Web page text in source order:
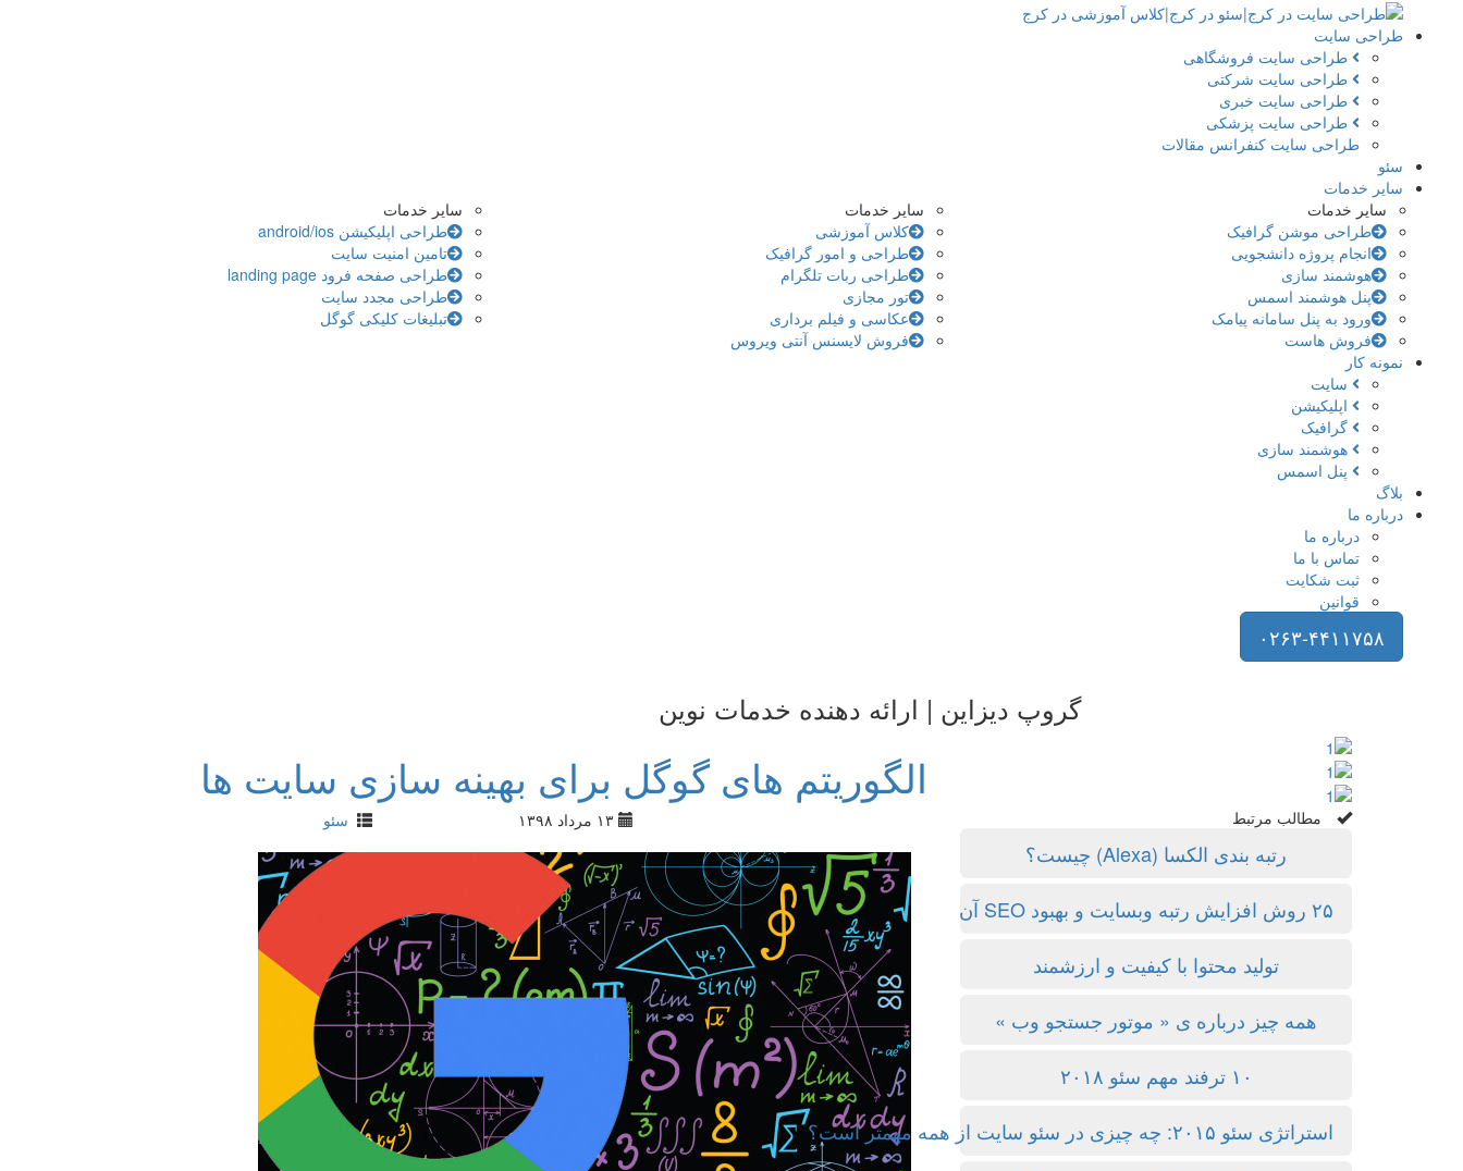
طراحی سایت
طراحی سایت فروشگاهی
طراحی سایت شرکتی
طراحی سایت خبری
طراحی سایت پزشکی
طراحی سایت کنفرانس مقالات
سئو
سایر خدمات
سایر خدمات
طراحی اپلیکیشن android/ios
تامین امنیت سایت
طراحی صفحه فرود landing page
طراحی مجدد سایت
تبلیغات کلیکی گوگل
سایر خدمات
کلاس آموزشی
طراحی و امور گرافیک
طراحی ربات تلگرام
تور مجازی
عکاسی و فیلم برداری
فروش لایسنس آنتی ویروس
سایر خدمات
طراحی موشن گرافیک
انجام پروژه دانشجویی
هوشمند سازی
پنل هوشمند اسمس
ورود به پنل سامانه پیامک
فروش هاست
نمونه کار
سایت
اپلیکیشن
گرافیک
هوشمند سازی
پنل اسمس
بلاگ
درباره ما
درباره ما
تماس با ما
ثبت شکایت
قوانین
۰۲۶۳-۴۴۱۱۷۵۸
گروپ دیزاین | ارائه دهنده خدمات نوین
الگوریتم های گوگل برای بهینه سازی سایت ها
سئو مطالب مرتبط
رتبه بندی الکسا (Alexa) چیست؟
۲۵ روش افزایش رتبه وبسایت و بهبود SEO آن
تولید محتوا با کیفیت و ارزشمند
همه چیز درباره ی « موتور جستجو وب »
۱۰ ترفند مهم سئو ۲۰۱۸
استراتژی سئو ۲۰۱۵: چه چیزی در سئو سایت از همه مهمتر است؟